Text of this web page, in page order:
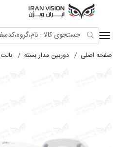
صفحه اصلی دوربین مدار بسته بالت